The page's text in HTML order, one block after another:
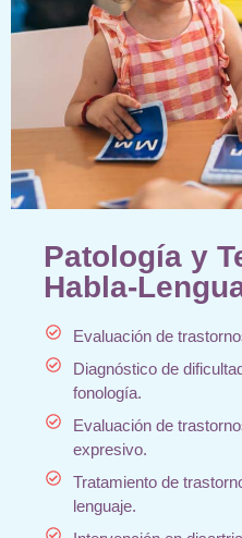
Patología y
Habla-
Evaluación de
Diagnóstico de
fonología.
Evaluación de
expresivo.
Tratamiento de
lenguaje.